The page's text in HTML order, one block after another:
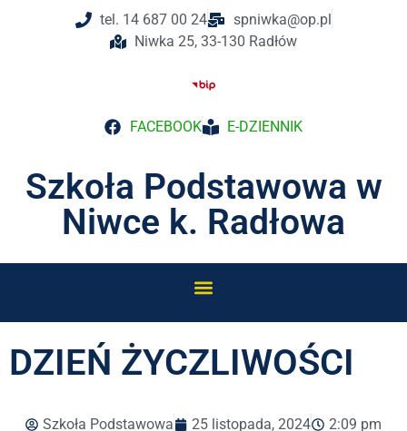
tel. 14 687 00 24
spniwka@op.pl
Niwka 25, 33-130 Radłów
FACEBOOK E-DZIENNIK
Szkoła Podstawowa w
Niwce k. Radłowa
DZIEŃ ŻYCZLIWOŚCI
Szkoła Podstawowa 25 listopada, 2024 2:09 pm